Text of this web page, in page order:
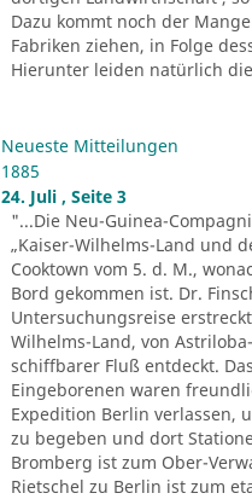
Dazu kommt noch der
Fabriken ziehen, in Folge
Hierunter leiden natürlich
Neueste Mitteilungen
1885
24. Juli , Seite 3
"...Die Neu-Guinea-
„Kaiser-Wilhelms-Land und
Cooktown vom 5. d. M.,
Bord gekommen ist. Dr.
Untersuchungsreise
Wilhelms-Land, von
schiffbarer Fluß entdeckt.
Eingeborenen waren
Expedition Berlin verlassen,
zu begeben und dort
Bromberg ist zum Ober-
Rietschel zu Berlin ist zum